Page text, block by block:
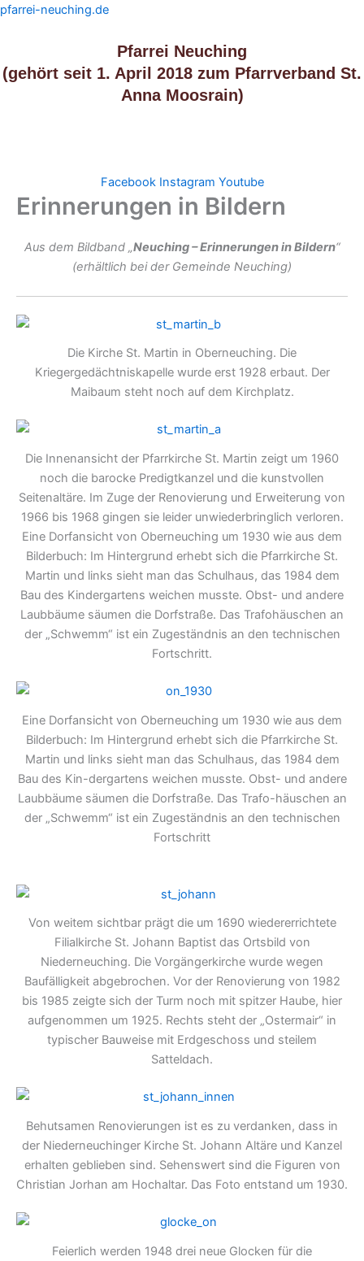
Zum
pfarrei-neuching.de
Pfarrei Neuching
(gehört seit 1. April 2018 zum Pfarrverband St.
Anna Moosrain)
Facebook Instagram Youtube
Erinnerungen in Bildern
Aus dem Bildband „Neuching – Erinnerungen in Bildern“
(erhältlich bei der Gemeinde Neuching)
Die Kirche St. Martin in Oberneuching. Die
Kriegergedächtniskapelle wurde erst 1928 erbaut. Der
Maibaum steht noch auf dem Kirchplatz.
Die Innenansicht der Pfarrkirche St. Martin zeigt um 1960
noch die barocke Predigtkanzel und die kunstvollen
Seitenaltäre. Im Zuge der Renovierung und Erweiterung von
1966 bis 1968 gingen sie leider unwiederbringlich verloren.
Eine Dorfansicht von Oberneuching um 1930 wie aus dem
Bilderbuch: Im Hintergrund erhebt sich die Pfarrkirche St.
Martin und links sieht man das Schulhaus, das 1984 dem
Bau des Kindergartens weichen musste. Obst- und andere
Laubbäume säumen die Dorfstraße. Das Trafohäuschen an
der „Schwemm“ ist ein Zugeständnis an den technischen
Fortschritt.
Eine Dorfansicht von Oberneuching um 1930 wie aus dem
Bilderbuch: Im Hintergrund erhebt sich die Pfarrkirche St.
Martin und links sieht man das Schulhaus, das 1984 dem
Bau des Kin-dergartens weichen musste. Obst- und andere
Laubbäume säumen die Dorfstraße. Das Trafo-häuschen an
der „Schwemm“ ist ein Zugeständnis an den technischen
Fortschritt
Von weitem sichtbar prägt die um 1690 wiedererrichtete
Filialkirche St. Johann Baptist das Ortsbild von
Niederneuching. Die Vorgängerkirche wurde wegen
Baufälligkeit abgebrochen. Vor der Renovierung von 1982
bis 1985 zeigte sich der Turm noch mit spitzer Haube, hier
aufgenommen um 1925. Rechts steht der „Ostermair“ in
typischer Bauweise mit Erdgeschoss und steilem
Satteldach.
Behutsamen Renovierungen ist es zu verdanken, dass in
der Niederneuchinger Kirche St. Johann Altäre und Kanzel
erhalten geblieben sind. Sehenswert sind die Figuren von
Christian Jorhan am Hochaltar. Das Foto entstand um 1930.
Feierlich werden 1948 drei neue Glocken für die